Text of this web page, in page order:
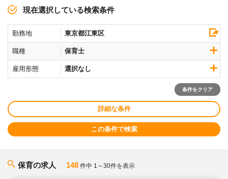
現在選択している検索条件
勤務地 東京都江東区
職種 保育士
雇用形態 選択なし
条件をクリア
詳細な条件
この条件で検索
保育の求人 148 件中 1～30件を表示